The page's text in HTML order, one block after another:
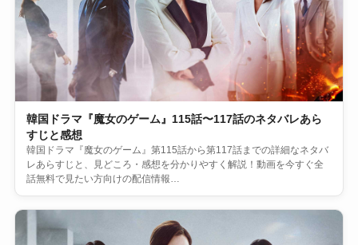
韓国ドラマ『魔女のゲーム』115話〜117話のネタバレあら
すじと感想
韓国ドラマ『魔女のゲーム』第115話から第117話までの詳細なネタバ
レあらすじと、見どころ・感想を分かりやすく解説！動画を今すぐ全
話無料で見たい方向けの配信情報…